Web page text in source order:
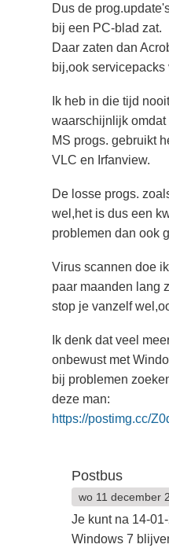
Dus de
bij een PC-blad zat.
Daar zaten dan
bij,ook servicepacks
Ik heb in die tijd
waarschijnlijk
MS progs. gebruikt
VLC en Irfanview.
De losse progs.
wel,het is dus een
problemen dan ook
Virus scannen doe
paar maanden lang
stop je vanzelf
Ik denk dat veel
onbewust met
bij problemen
deze man:
https://postimg.cc/
Postbus
wo 11 december
Je kunt na 14-
Windows 7